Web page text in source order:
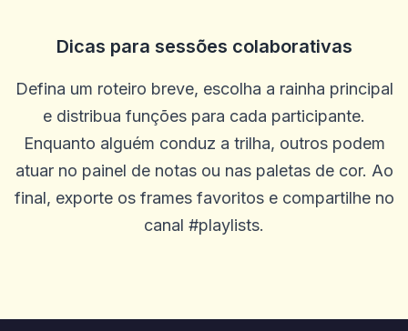
Dicas para sessões colaborativas
Defina um roteiro breve, escolha a rainha principal
e distribua funções para cada participante.
Enquanto alguém conduz a trilha, outros podem
atuar no painel de notas ou nas paletas de cor. Ao
final, exporte os frames favoritos e compartilhe no
canal #playlists.